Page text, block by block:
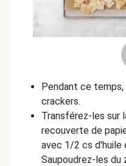
Pendant ce
crackers.
Transférez-les sur
recouverte de
avec 1/2 cs d'huile
Saupoudrez-les du